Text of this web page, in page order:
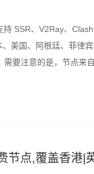
SSR、V2Ray、
美国、阿根廷、菲律
要注意的是，节点来
节点,覆盖香港|